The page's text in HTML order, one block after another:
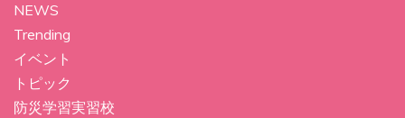
NEWS
Trending
イベント
トピック
防災学習実習校